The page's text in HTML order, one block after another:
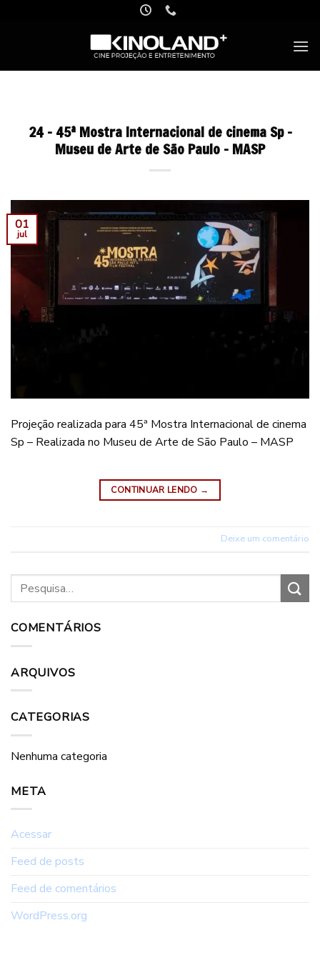
24 – 45ª Mostra Internacional de cinema Sp –
Museu de Arte de São Paulo – MASP
01
jul
Projeção realizada para 45ª Mostra Internacional de cinema
Sp – Realizada no Museu de Arte de São Paulo – MASP
CONTINUAR LENDO →
Deixe um comentário
COMENTÁRIOS
ARQUIVOS
CATEGORIAS
Nenhuma categoria
META
Acessar
Feed de posts
Feed de comentários
WordPress.org